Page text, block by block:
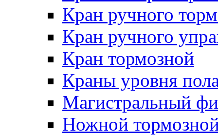
Кран ручного
Кран ручного
Кран тормозной
Краны уровня
Магистральный
Ножной